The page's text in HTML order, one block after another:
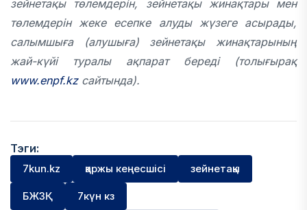
зейнетақы төлемдерін, зейнетақы жинақтары мен
төлемдерін жеке есепке алуды жүзеге асырады,
салымшыға (алушыға) зейнетақы жинақтарының
жай-күйі туралы ақпарат береді (толығырақ
www.enpf.kzсайтында).
Тэги:
7kun.kz қаржы кеңесшісі зейнетақы
БЖЗҚ 7күн кз